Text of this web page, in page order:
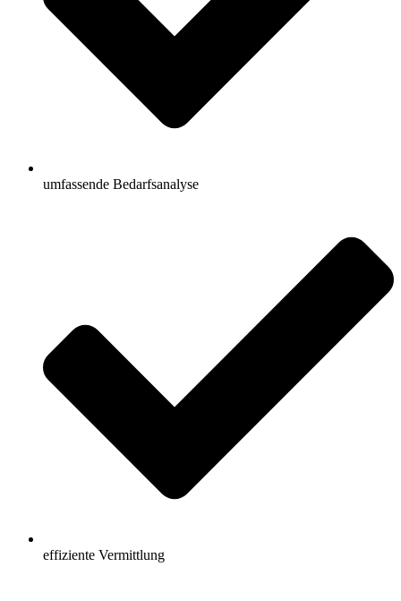
umfassende Bedarfsanalyse
effiziente Vermittlung